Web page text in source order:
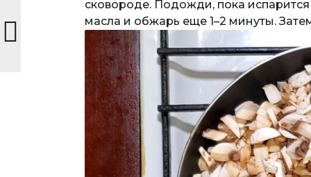
сковороде. Подожди, пока
масла и обжарь еще 1–2 минуты.